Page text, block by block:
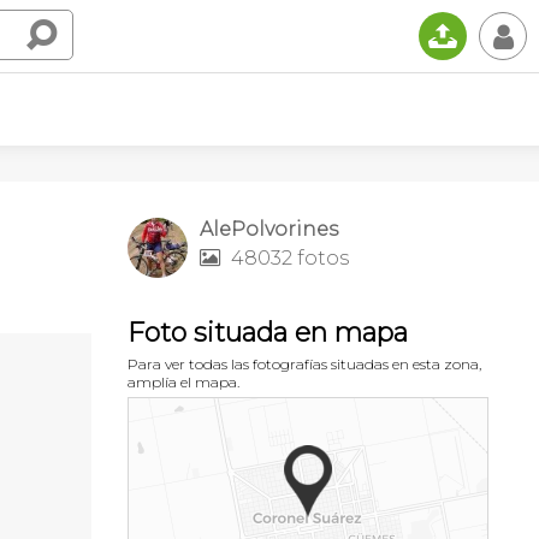
📤 👤
AlePolvorines
 48032 fotos
Foto situada en mapa
Para ver todas las fotografías situadas en esta zona,
amplía el mapa.